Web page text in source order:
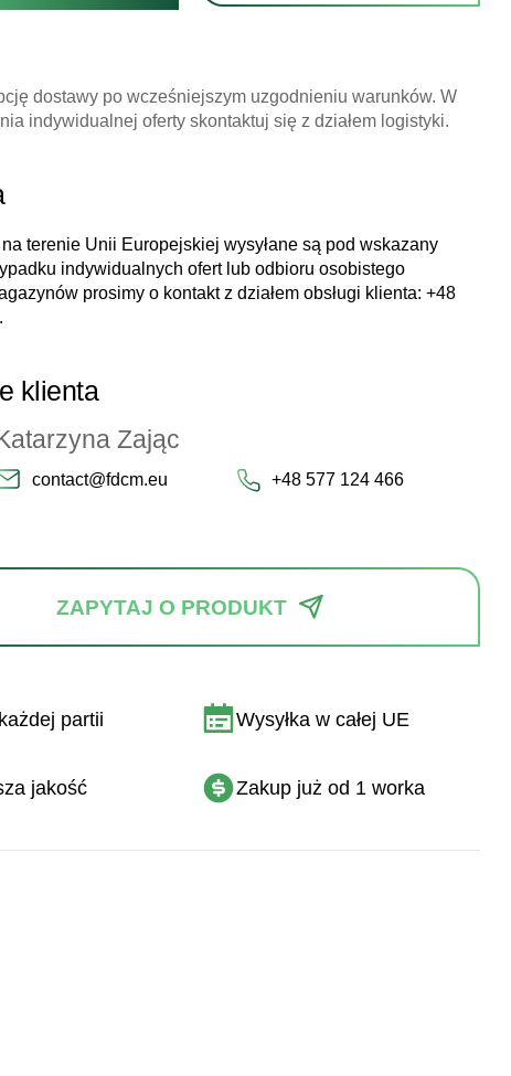
dostawy po wcześniejszym uzgodnieniu warunków. W
indywidualnej oferty skontaktuj się z działem logistyki.
terenie Unii Europejskiej wysyłane są pod wskazany
indywidualnych ofert lub odbioru osobistego
prosimy o kontakt z działem obsługi klienta: +48
.
klienta
Zając
contact@fdcm.eu +48 577 124 466
ZAPYTAJ O PRODUKT
partii Wysyłka w całej UE
jakość Zakup już od 1 worka